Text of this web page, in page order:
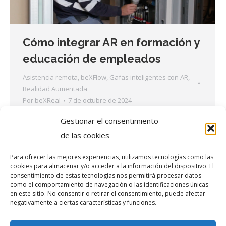
Gestionar el consentimiento
de las cookies
Para ofrecer las mejores experiencias, utilizamos tecnologías como las
cookies para almacenar y/o acceder a la información del dispositivo. El
consentimiento de estas tecnologías nos permitirá procesar datos
como el comportamiento de navegación o las identificaciones únicas
en este sitio. No consentir o retirar el consentimiento, puede afectar
negativamente a ciertas características y funciones.
Cómo integrar AR en formación y
educación de empleados
Asistencia remota, beXFlow, Gafas inteligentes con AR,
Realidad Aumentada
Por beXReal 7 de octubre de 2024
Cómo integrar AR en la formación y educación
de los empleados La integración de Realidad
altamente beneficiosa. Lo explicábamos en un
post anterior en el que comentábamos qué es
la Realidad Aumentada. Esta integración es
especialmente beneficiosa en lo que se refiere
a la formación y…